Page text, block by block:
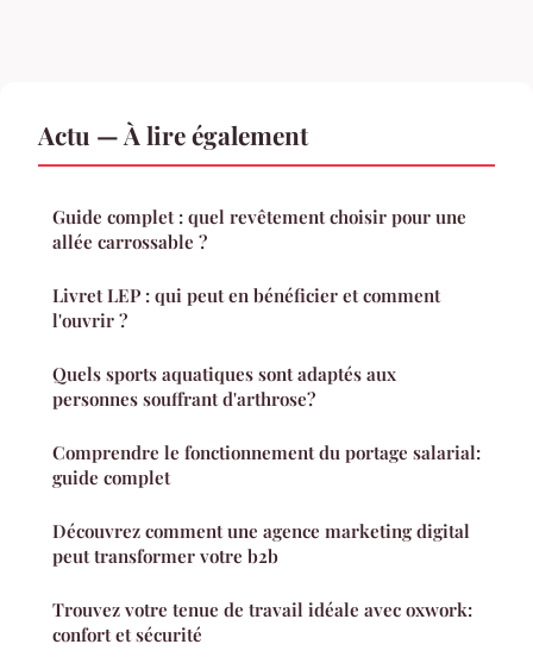
Actu — À lire également
Guide complet : quel revêtement choisir pour une
allée carrossable ?
Livret LEP : qui peut en bénéficier et comment
l'ouvrir ?
Quels sports aquatiques sont adaptés aux
personnes souffrant d'arthrose?
Comprendre le fonctionnement du portage salarial:
guide complet
Découvrez comment une agence marketing digital
peut transformer votre b2b
Trouvez votre tenue de travail idéale avec oxwork:
confort et sécurité